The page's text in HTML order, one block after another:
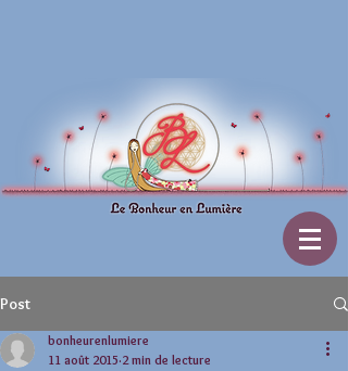
Post
bonheurenlumiere
11 août 2015 2 min de lecture